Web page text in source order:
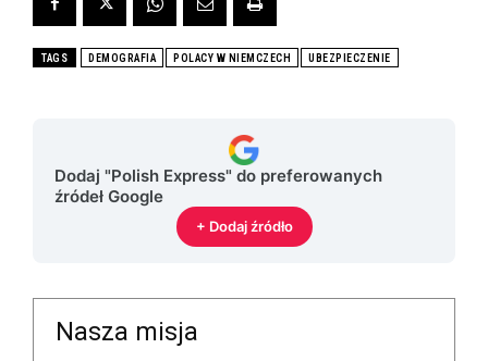
TAGS DEMOGRAFIA POLACY W NIEMCZECH UBEZPIECZENIE
Dodaj "Polish Express" do preferowanych
źródeł Google
+ Dodaj źródło
Nasza misja